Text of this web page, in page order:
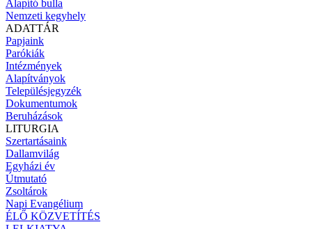
Alapító bulla
Nemzeti kegyhely
ADATTÁR
Papjaink
Parókiák
Intézmények
Alapítványok
Településjegyzék
Dokumentumok
Beruházások
LITURGIA
Szertartásaink
Dallamvilág
Egyházi év
Útmutató
Zsoltárok
Napi Evangélium
ÉLŐ KÖZVETÍTÉS